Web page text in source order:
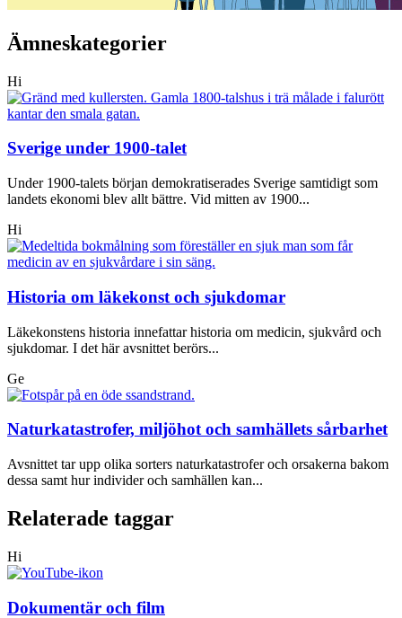
Ämneskategorier
Hi
Sverige under 1900-talet
Under 1900-talets början demokratiserades Sverige samtidigt som
landets ekonomi blev allt bättre. Vid mitten av 1900...
Hi
Historia om läkekonst och sjukdomar
Läkekonstens historia innefattar historia om medicin, sjukvård och
sjukdomar. I det här avsnittet berörs...
Ge
Naturkatastrofer, miljöhot och samhällets sårbarhet
Avsnittet tar upp olika sorters naturkatastrofer och orsakerna bakom
dessa samt hur individer och samhällen kan...
Relaterade taggar
Hi
Dokumentär och film